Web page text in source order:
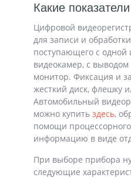
Какие
Цифровой
для записи и
поступающего с одной
видеокамер, с
монитор. Фиксация и
жесткий диск, флешку
Автомобильный
можно купитьздесь,
помощи
информацию в виде
При выборе прибора
следующие